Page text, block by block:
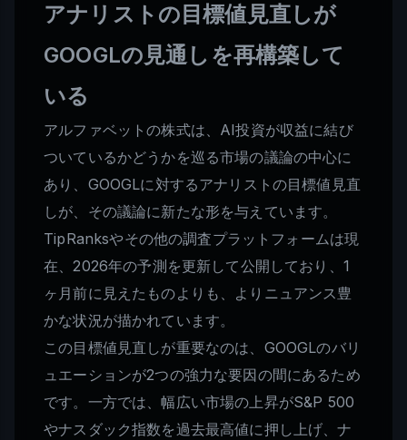
アナリストの目標値見直しが
GOOGLの見通しを再構築して
いる
アルファベットの株式は、AI投資が収益に結び
ついているかどうかを巡る市場の議論の中心に
あり、GOOGLに対するアナリストの目標値見直
しが、その議論に新たな形を与えています。
TipRanksやその他の調査プラットフォームは現
在、2026年の予測を更新して公開しており、1
ヶ月前に見えたものよりも、よりニュアンス豊
かな状況が描かれています。
この目標値見直しが重要なのは、GOOGLのバリ
ュエーションが2つの強力な要因の間にあるため
です。一方では、幅広い市場の上昇がS&P 500
やナスダック指数を過去最高値に押し上げ、ナ